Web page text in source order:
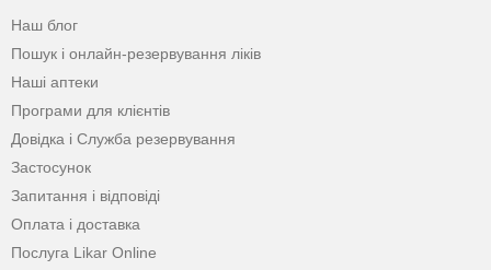
Наш блог
Пошук і онлайн-резервування ліків
Наші аптеки
Програми для клієнтів
Довідка і Служба резервування
Застосунок
Запитання і відповіді
Оплата і доставка
Послуга Likar Online